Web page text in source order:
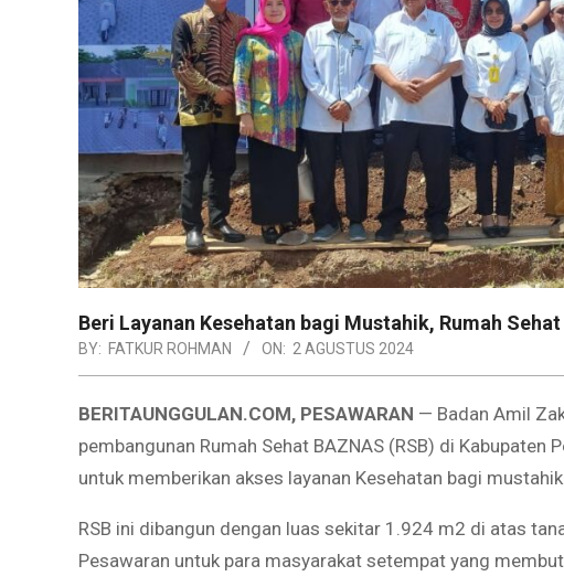
Beri Layanan Kesehatan bagi Mustahik, Rumah
BY: FATKUR ROHMAN ON: 2 AGUSTUS 2024
BERITAUNGGULAN.COM, PESAWARAN — Badan Amil
pembangunan Rumah Sehat BAZNAS (RSB) di Kabupaten
untuk memberikan akses layanan Kesehatan bagi mustahik.
RSB ini dibangun dengan luas sekitar 1.924 m2 di atas
Pesawaran untuk para masyarakat setempat yang